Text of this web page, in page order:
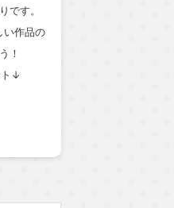
です。
い作品の
！
ト↓